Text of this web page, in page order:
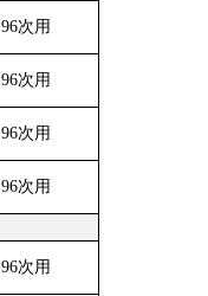
96次用
96次用
96次用
96次用
96次用